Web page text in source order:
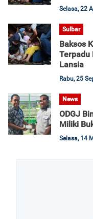
Selasa, 22
Sulbar
Baksos
Terpadu
Lansia
Rabu, 25
News
ODGJ
Miliki
Selasa, 14